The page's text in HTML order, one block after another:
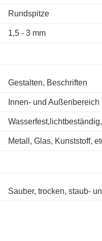
Rundspitze
1,5 - 3 mm
Gestalten, Beschriften
Innen- und Außenbereich
Metall, Glas, Kunststoff,
Sauber, trocken, staub-